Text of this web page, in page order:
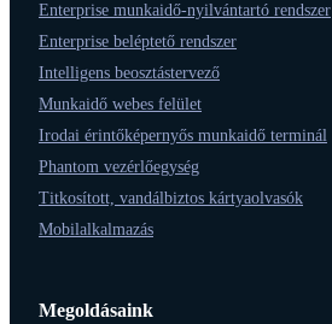
Enterprise munkaidő-nyilvántartó rendszer
Enterprise beléptető rendszer
Intelligens beosztástervező
Munkaidő webes felület
Irodai érintőképernyős munkaidő terminál
Phantom vezérlőegység
Titkosított, vandálbiztos kártyaolvasók
Mobilalkalmazás
Megoldásaink